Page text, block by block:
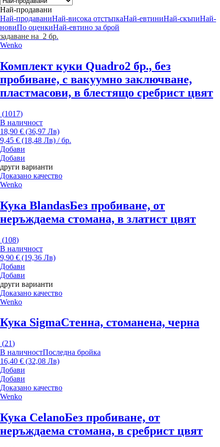
Най-продавани
Най-продаваниНай-висока отстъпкаНай-евтиниНай-скъпиНай-
новиПо оценкиНай-евтино за брой
задаване на 2 бр.
Wenko
Комплект куки Quadro2 бр., без
пробиване, с вакуумно заключване,
пластмасови, в блестящо сребрист цвят
(1017)
В наличност
18,90 € (36,97 Лв)
9,45 € (18,48 Лв) / бр.
Добави
Добави
други варианти
Доказано качество
Wenko
Кука BlandasБез пробиване, от
неръждаема стомана, в златист цвят
(108)
В наличност
9,90 € (19,36 Лв)
Добави
Добави
други варианти
Доказано качество
Wenko
Кука SigmaСтенна, стоманена, черна
(21)
В наличностПоследна бройка
16,40 € (32,08 Лв)
Добави
Добави
Доказано качество
Wenko
Кука CelanoБез пробиване, от
неръждаема стомана, в сребрист цвят